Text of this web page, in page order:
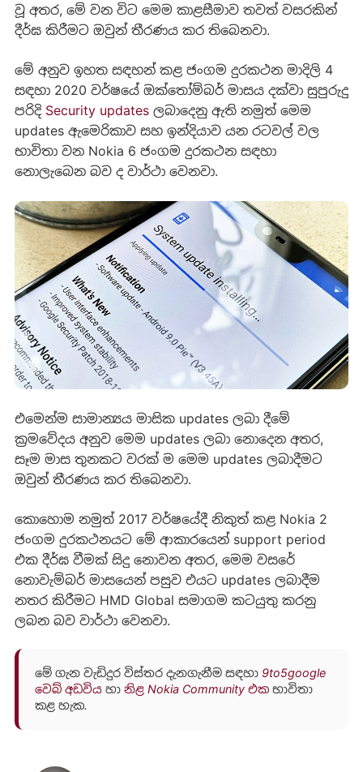
වූ අතර, මේ වන විට මෙම කාළසීමාව තවත් වසරකින්
දීර්ඝ කිරීමට ඔවුන් තීරණය කර තිබෙනවා.
මේ අනුව ඉහත සඳහන් කළ ජංගම දුරකථන මාදිලි 4
සඳහා 2020 වර්ෂයේ ඔක්තෝම්බර් මාසය දක්වා සුපුරුදු
පරිදි Security updatesලබාදෙනු ඇති නමුත් මෙම
updates ඇමෙරිකාව සහ ඉන්දියාව යන රටවල් වල
භාවිතා වන Nokia 6 ජංගම දුරකථන සඳහා
නොලැබෙන බව ද වාර්ථා වෙනවා.
එමෙන්ම සාමාන්‍යය මාසික updates ලබා දීමේ
ක්‍රමවේදය අනුව මෙම updates ලබා නොදෙන අතර,
සෑම මාස තුනකට වරක් ම මෙම updates ලබාදීමට
ඔවුන් තීරණය කර තිබෙනවා.
කොහොම නමුත් 2017 වර්ෂයේදී නිකුත් කළ Nokia 2
ජංගම දුරකථනයට මේ ආකාරයෙන් support period
එක දීර්ඝ වීමක් සිදු නොවන අතර, මෙම වසරේ
නොවැම්බර් මාසයෙන් පසුව එයට updates ලබාදීම
නතර කිරීමට HMD Global සමාගම කටයුතු කරනු
ලබන බව වාර්ථා වෙනවා.
මේ ගැන වැඩිදුර විස්තර දැනගැනීම සඳහා 9to5google
වෙබ් අඩවියහා නිළ Nokia Community එකභාවිතා
කළ හැක.